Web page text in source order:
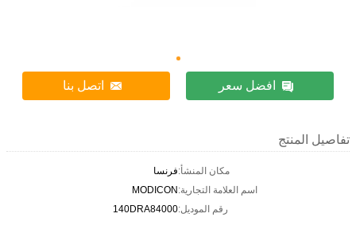
افضل سعر اتصل بنا
تفاصيل المنتج
مكان المنشأ:فرنسا
اسم العلامة التجارية:MODICON
رقم الموديل:140DRA84000